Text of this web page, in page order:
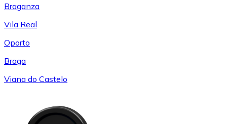
Braganza
Vila Real
Oporto
Braga
Viana do Castelo